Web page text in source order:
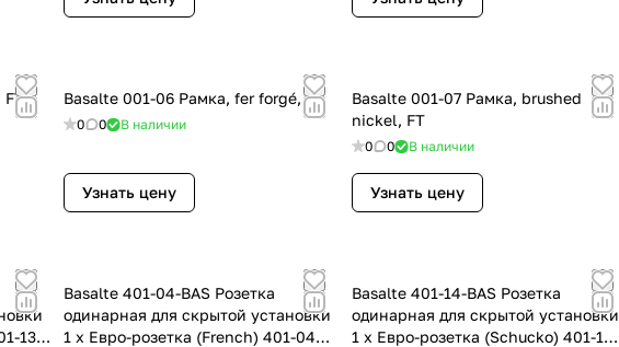
FT Basalte 001-06 Рамка, fer forgé, FT
0 0 В наличии
Узнать цену
Basalte 001-07 Рамка, brushed
nickel, FT
0 0 В наличии
Узнать цену
13
Basalte 401-04-BAS Розетка
одинарная для скрытой установки
1 х Евро-розетка (French) 401-04
Basalte 401-14-BAS Розетка
одинарная для скрытой установки
1 х Евро-розетка (Schucko) 401-14